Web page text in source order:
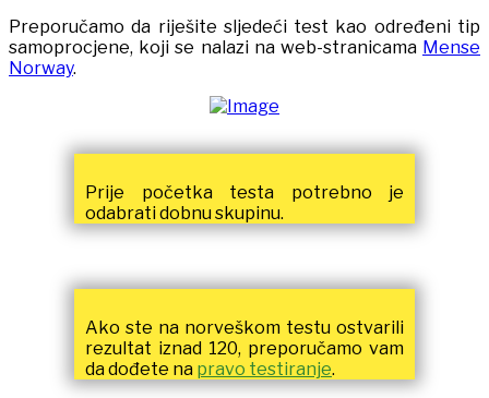
Preporučamo da riješite sljedeći test kao određeni tip
samoprocjene, koji se nalazi na web-stranicama Mense
Norway.
Prije početka testa potrebno je
odabrati dobnu skupinu.
Ako ste na norveškom testu ostvarili
rezultat iznad 120, preporučamo vam
da dođete na pravo testiranje.